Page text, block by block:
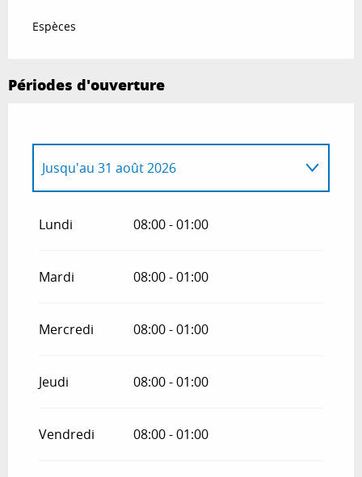
Espèces
Périodes d'ouverture
Jusqu'au 31 août 2026
2026
Lundi 08:00 - 01:00
Mardi 08:00 - 01:00
Mercredi 08:00 - 01:00
Jeudi 08:00 - 01:00
Vendredi 08:00 - 01:00